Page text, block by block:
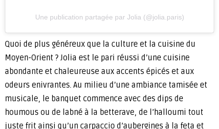
Une publication partagée par Jolia (@jolia.paris)
Quoi de plus généreux que la culture et la cuisine du
Moyen-Orient ? Jolia est le pari réussi d’une cuisine
abondante et chaleureuse aux accents épicés et aux
odeurs enivrantes. Au milieu d’une ambiance tamisée et
musicale, le banquet commence avec des dips de
houmous ou de labné à la betterave, de l’halloumi tout
juste frit ainsi qu’un carpaccio d’aubergines à la feta et